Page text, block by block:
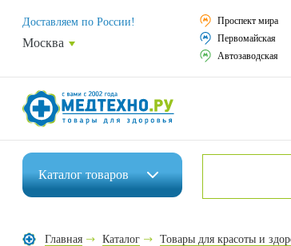
Доставляем по России!
Москва
Проспект мира
Первомайская
Автозаводская
Каталогтоваров
Главная Каталог Товары для красоты и